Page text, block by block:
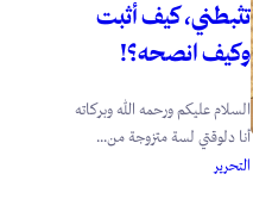
تثبطني، كيف أثبت
وكيف انصحه؟!
السلام عليكم ورحمه الله وبركاته
أنا دلوقتي لسة متزوجة من...
التحرير